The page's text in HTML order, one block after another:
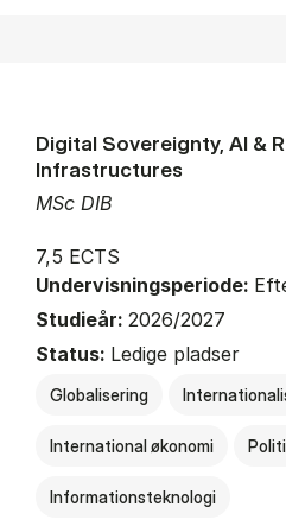
MSc DIB
Digital Sovereignty, AI &
Infrastructures
7,5 ECTS
Undervisningsperiode:
Studieår: 2026/2027
Status: Ledige pladser
Globalisering
International økonomi
Informationsteknologi